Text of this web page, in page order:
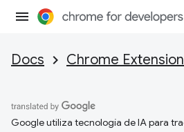
Docs Chrome
Google utiliza tecnología de IA para